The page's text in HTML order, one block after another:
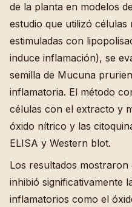
de la planta en modelos
estudio que utilizó células
estimuladas con
induce inflamación), se
semilla de Mucuna
inflamatoria. El método
células con el extracto y
óxido nítrico y las
ELISA y Western blot.
Los resultados
inhibió significativamente
inflamatorios como el